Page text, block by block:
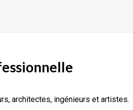
architectes, ingénieurs et artistes.